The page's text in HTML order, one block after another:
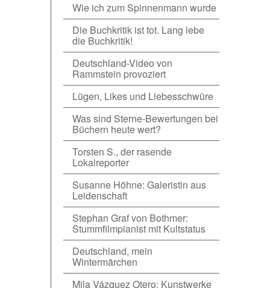
Wie ich zum Spinnenmann wurde
Die Buchkritik ist tot. Lang lebe
die Buchkritik!
Deutschland-Video von
Rammstein provoziert
Lügen, Likes und Liebesschwüre
Was sind Sterne-Bewertungen bei
Büchern heute wert?
Torsten S., der rasende
Lokalreporter
Susanne Höhne: Galeristin aus
Leidenschaft
Stephan Graf von Bothmer:
Stummfilmpianist mit Kultstatus
Deutschland, mein
Wintermärchen
Mila Vázquez Otero: Kunstwerke